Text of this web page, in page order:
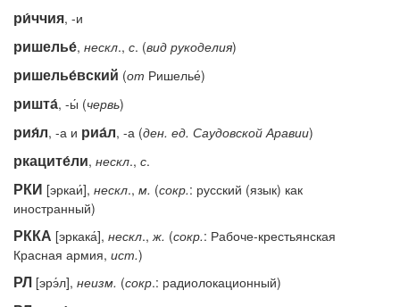
ри́ччия, -и
ришелье́, нескл., с. (вид рукоделия)
ришелье́вский (от Ришелье́)
ришта́, -ы́ (червь)
рия́л, -а и риа́л, -а (ден. ед. Саудовской Аравии)
ркаците́ли, нескл., с.
РКИ [эркаи́], нескл., м. (сокр.: русский (язык) как
иностранный)
РККА [эркака́], нескл.,ж. (сокр.: Рабоче-крестьянская
Красная армия, ист.)
РЛ [эрэ́л], неизм. (сокр.: радиолокационный)